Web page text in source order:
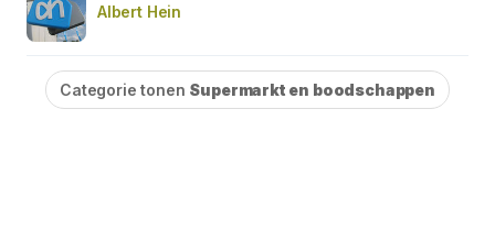
Albert Hein
Categorie tonen Supermarkt en boodschappen